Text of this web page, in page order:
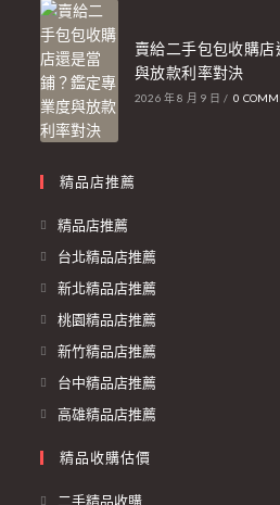
賣給二手包包收購
與放款利率對決
2026 年 8 月 9 日 / 0
精品店推薦
精品店推薦
台北精品店推薦
新北精品店推薦
桃園精品店推薦
新竹精品店推薦
台中精品店推薦
高雄精品店推薦
精品收購估價
二手精品收購